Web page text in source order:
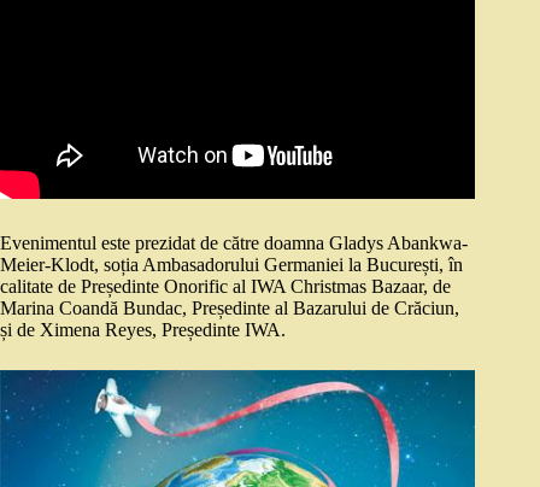
Evenimentul este prezidat de către doamna Gladys Abankwa-
Meier-Klodt, soția Ambasadorului Germaniei la București, în
calitate de Președinte Onorific al IWA Christmas Bazaar, de
Marina Coandă Bundac, Președinte al Bazarului de Crăciun,
și de Ximena Reyes, Președinte IWA.